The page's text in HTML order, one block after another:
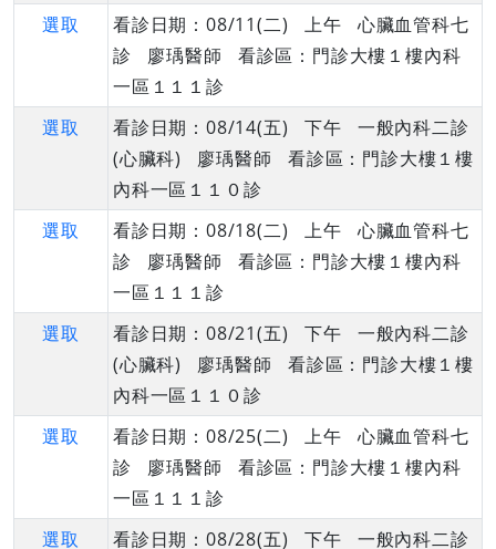
選取
看診日期：08/11(二) 上午 心臟血管科七
診 廖瑀醫師 看診區：門診大樓１樓內科
一區１１１診
選取
看診日期：08/14(五) 下午 一般內科二診
(心臟科) 廖瑀醫師 看診區：門診大樓１樓
內科一區１１０診
選取
看診日期：08/18(二) 上午 心臟血管科七
診 廖瑀醫師 看診區：門診大樓１樓內科
一區１１１診
選取
看診日期：08/21(五) 下午 一般內科二診
(心臟科) 廖瑀醫師 看診區：門診大樓１樓
內科一區１１０診
選取
看診日期：08/25(二) 上午 心臟血管科七
診 廖瑀醫師 看診區：門診大樓１樓內科
一區１１１診
選取
看診日期：08/28(五) 下午 一般內科二診